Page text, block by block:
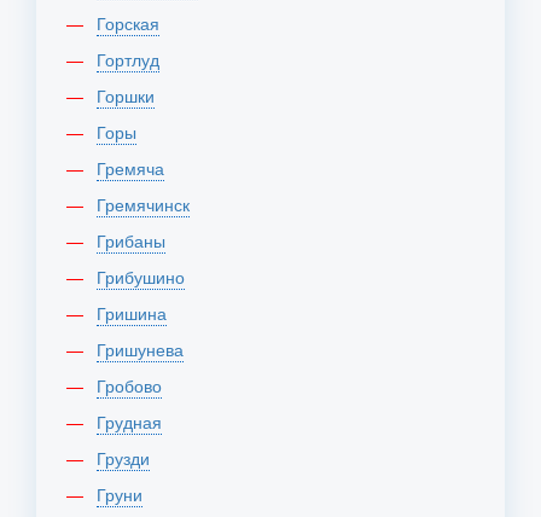
Горская
Гортлуд
Горшки
Горы
Гремяча
Гремячинск
Грибаны
Грибушино
Гришина
Гришунева
Гробово
Грудная
Грузди
Груни